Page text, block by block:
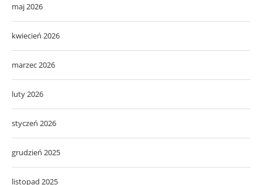
maj 2026
kwiecień 2026
marzec 2026
luty 2026
styczeń 2026
grudzień 2025
listopad 2025